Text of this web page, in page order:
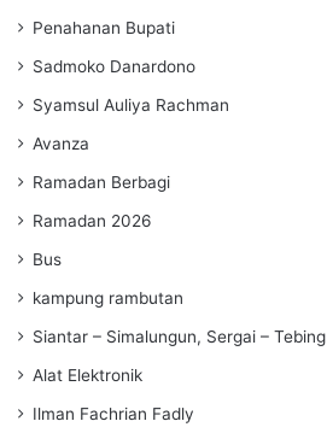
Penahanan Bupati
Sadmoko Danardono
Syamsul Auliya Rachman
Avanza
Ramadan Berbagi
Ramadan 2026
Bus
kampung rambutan
Siantar – Simalungun, Sergai – Tebing
Alat Elektronik
Ilman Fachrian Fadly